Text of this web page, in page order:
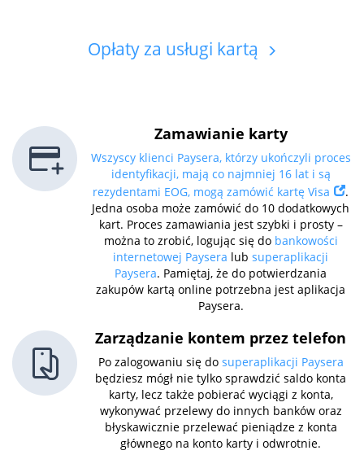
Opłaty za usługi kartą
Zamawianie karty
Wszyscy klienci Paysera, którzy ukończyli proces
identyfikacji, mają co najmniej 16 lat i są
rezydentami EOG, mogą zamówić kartę Visa
.
Jedna osoba może zamówić do 10 dodatkowych
kart. Proces zamawiania jest szybki i prosty –
można to zrobić, logując się do bankowości
internetowej Paysera lub superaplikacji
Paysera. Pamiętaj, że do potwierdzania
zakupów kartą online potrzebna jest aplikacja
Paysera.
Zarządzanie kontem przez telefon
Po zalogowaniu się do superaplikacji Paysera
będziesz mógł nie tylko sprawdzić saldo konta
karty, lecz także pobierać wyciągi z konta,
wykonywać przelewy do innych banków oraz
błyskawicznie przelewać pieniądze z konta
głównego na konto karty i odwrotnie.